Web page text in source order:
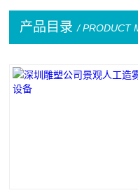
产品目录 / PRODUCT